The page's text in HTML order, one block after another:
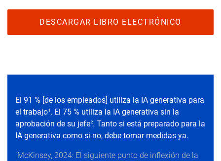
DESCARGAR LIBRO ELECTRÓNICO
El 91 % [de los empleados] utiliza la IA generativa para
el trabajo1 . El 75 % utiliza la IA generativa sin la
aprobación de su jefe2. Tanto si está preparado para la
IA generativa como si no, debe tomar medidas ya.
1 McKinsey, 2024: El siguiente punto de inflexión de la